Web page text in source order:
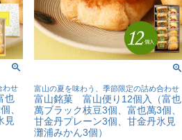
わせ
也
、
見
富山の夏を味わう、季節限定の詰め合わせ
富山銘菓 富山便り12個入（富也
萬ブラック枝豆3個、富也萬3個、
甘金丹プレーン3個、甘金丹氷見
灘浦みかん3個）